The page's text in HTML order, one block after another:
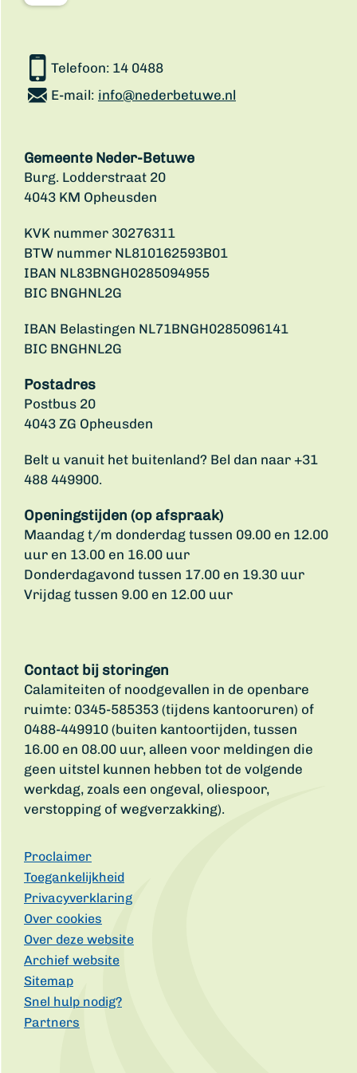
Telefoon: 14 0488
E-mail: info@nederbetuwe.nl
Gemeente Neder-Betuwe
Burg. Lodderstraat 20
4043 KM Opheusden
KVK nummer 30276311
BTW nummer NL810162593B01
IBAN NL83BNGH0285094955
BIC BNGHNL2G
IBAN Belastingen NL71BNGH0285096141
BIC BNGHNL2G
Postadres
Postbus 20
4043 ZG Opheusden
Belt u vanuit het buitenland? Bel dan naar +31
488 449900.
Openingstijden (op afspraak)
Maandag t/m donderdag tussen 09.00 en 12.00
uur en 13.00 en 16.00 uur
Donderdagavond tussen 17.00 en 19.30 uur
Vrijdag tussen 9.00 en 12.00 uur
Contact bij storingen
Calamiteiten of noodgevallen in de openbare
ruimte: 0345-585353 (tijdens kantooruren) of
0488-449910 (buiten kantoortijden, tussen
16.00 en 08.00 uur, alleen voor meldingen die
geen uitstel kunnen hebben tot de volgende
werkdag, zoals een ongeval, oliespoor,
verstopping of wegverzakking).
Proclaimer
Toegankelijkheid
Privacyverklaring
Over cookies
Over deze website
Archief website
Sitemap
Snel hulp nodig?
Partners